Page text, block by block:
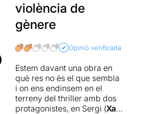
violència de
gènere
Opinió verificada
Estem davant una obra en
què res no és el que sembla
i on ens endinsem en el
terreny del thriller amb dos
protagonistes, en Sergi (Xavi